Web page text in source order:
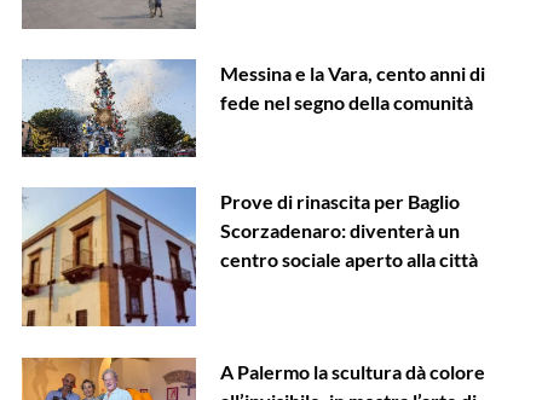
Messina e la Vara, cento anni di
fede nel segno della comunità
Prove di rinascita per Baglio
Scorzadenaro: diventerà un
centro sociale aperto alla città
A Palermo la scultura dà colore